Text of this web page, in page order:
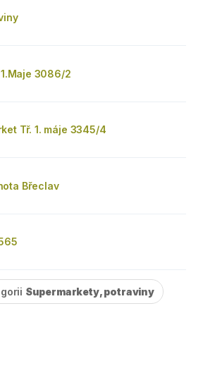
3086/2
Tř. 1. máje 3345/4
Břeclav
Supermarkety, potraviny